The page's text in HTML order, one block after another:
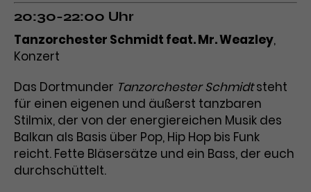
20:30-22:00 Uhr
Tanzorchester Schmidt feat. Mr. Weazley,
Konzert
Das Dortmunder Tanzorchester Schmidtsteht
für einen eigenen und äußerst tanzbaren
Stilmix, der von der energiereichen Musik des
Balkan als Basis über Pop, Hip Hop bis Funk
reicht. Fette Bläsersätze und ein Bass, der euch
durchschüttelt.